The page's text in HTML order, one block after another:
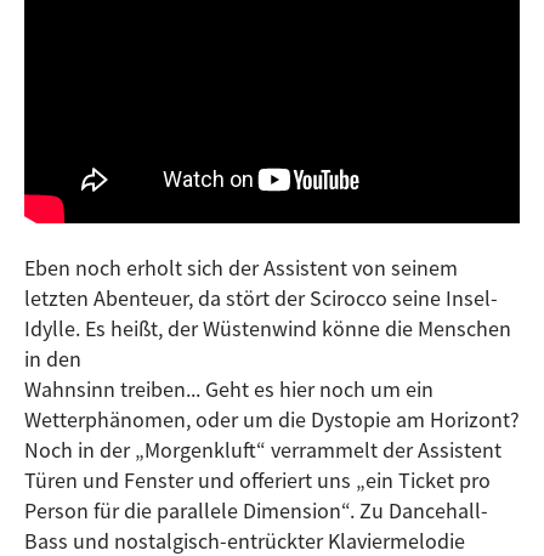
Eben noch erholt sich der Assistent von seinem
letzten Abenteuer, da stört der Scirocco seine Insel-
Idylle. Es heißt, der Wüstenwind könne die Menschen
in den
Wahnsinn treiben... Geht es hier noch um ein
Wetterphänomen, oder um die Dystopie am Horizont?
Noch in der „Morgenkluft“ verrammelt der Assistent
Türen und Fenster und offeriert uns „ein Ticket pro
Person für die parallele Dimension“. Zu Dancehall-
Bass und nostalgisch-entrückter Klaviermelodie